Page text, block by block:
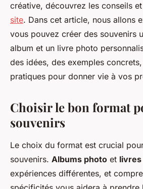
créative, découvrez les conseils
site. Dans cet article, nous allons
vous pouvez créer des souvenirs
album et un livre photo
des idées, des exemples
pratiques pour donner vie à vos
Choisir le bon format
souvenirs
Le choix du format est crucial
souvenirs. Albums photo et
expériences différentes, et